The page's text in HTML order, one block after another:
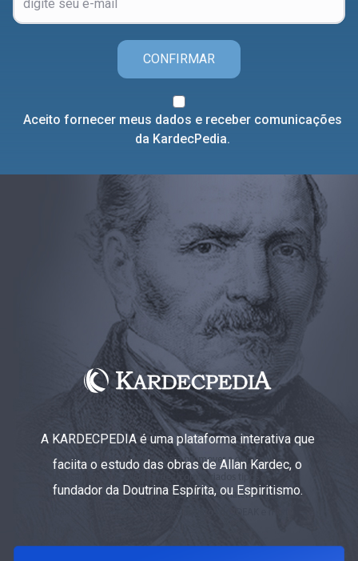
CONFIRMAR
Aceito fornecer meus dados e receber comunicações
da KardecPedia.
A KARDECPEDIA é uma plataforma interativa que
faciita o estudo das obras de Allan Kardec, o
fundador da Doutrina Espírita, ou Espiritismo.